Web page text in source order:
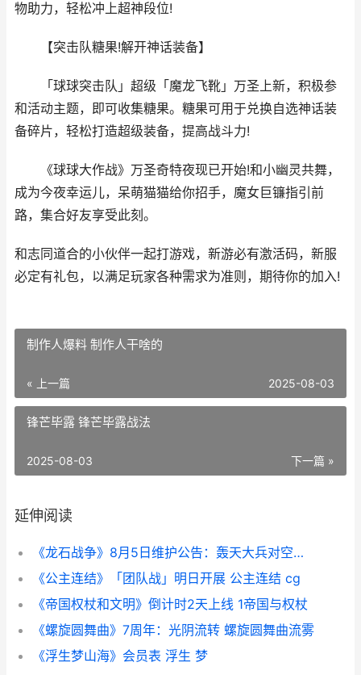
物助力，轻松冲上超神段位!
【突击队糖果!解开神话装备】
「球球突击队」超级「魔龙飞靴」万圣上新，积极参
和活动主题，即可收集糖果。糖果可用于兑换自选神话装
备碎片，轻松打造超级装备，提高战斗力!
《球球大作战》万圣奇特夜现已开始!和小幽灵共舞，
成为今夜幸运儿，呆萌猫猫给你招手，魔女巨镰指引前
路，集合好友享受此刻。
和志同道合的小伙伴一起打游戏，新游必有激活码，新服
必定有礼包，以满足玩家各种需求为准则，期待你的加入!
制作人爆料 制作人干啥的
« 上一篇 2025-08-03
锋芒毕露 锋芒毕露战法
下一篇 »
2025-08-03
延伸阅读
《龙石战争》8月5日维护公告：轰天大兵对空能力增强 《龙石战争》手游今日首发上线
《公主连结》「团队战」明日开展 公主连结 cg
《帝国权杖和文明》倒计时2天上线 1帝国与权杖
《螺旋圆舞曲》7周年：光阴流转 螺旋圆舞曲流雾
《浮生梦山海》会员表 浮生 梦